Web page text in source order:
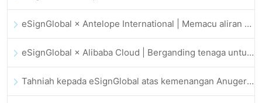
eSignGlobal × Antelope International | Memacu aliran kerja digital yang selamat dan dipacu AI
eSignGlobal × Alibaba Cloud | Berganding tenaga untuk memperkukuh kepercayaan digital global bagi fintech
Tahniah kepada eSignGlobal atas kemenangan Anugerah CAHK STAR 2025